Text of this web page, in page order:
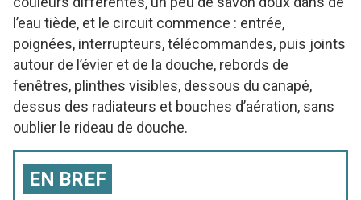
l’eau tiède, et le circuit commence : entrée,
poignées, interrupteurs, télécommandes, puis joints
autour de l’évier et de la douche, rebords de
fenêtres, plinthes visibles, dessous du canapé,
dessus des radiateurs et bouches d’aération, sans
oublier le rideau de douche.
EN BREF